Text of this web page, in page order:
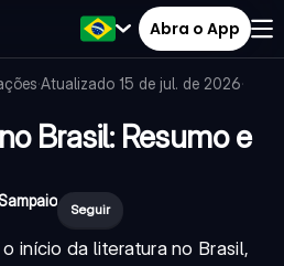
Abra o App
·Atualizado 15 de jul. de 2026·
Brasil: Resumo e
Seguir
início da literatura no Brasil,